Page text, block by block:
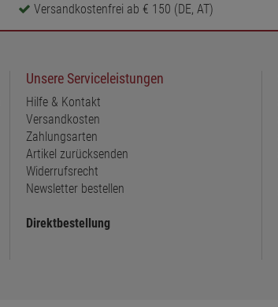
Versandkostenfrei ab € 150 (DE, AT)
Unsere Serviceleistungen
Hilfe & Kontakt
Versandkosten
Zahlungsarten
Artikel zurücksenden
Widerrufsrecht
Newsletter bestellen
Direktbestellung